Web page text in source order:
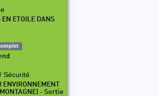
EN ETOILE DANS
Sécurité
- Sortie